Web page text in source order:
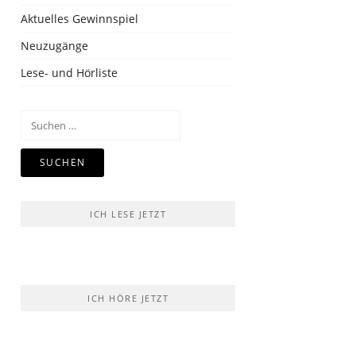
Aktuelles Gewinnspiel
Neuzugänge
Lese- und Hörliste
Suchen
ICH LESE JETZT
ICH HÖRE JETZT